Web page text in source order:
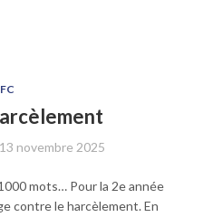
13 novembre 2025
mots… Pour la 2e année
contre le harcèlement. En